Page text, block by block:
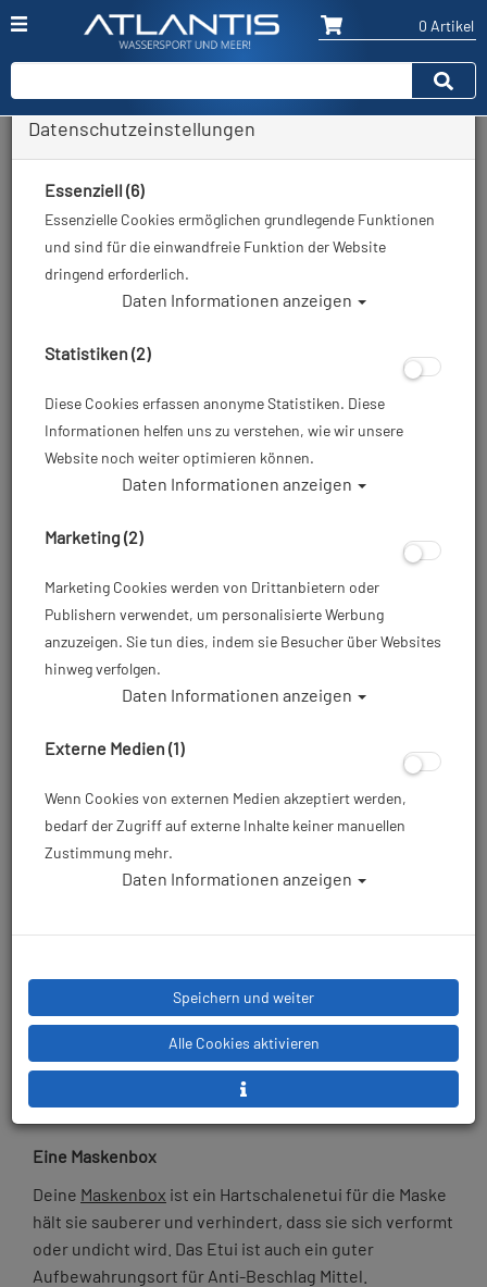
0 Artikel
Maske & Flossen zum Tauchen:
Die besten Tipps
DO
Tausche das Masken-/Flossenband
Wenn sich deine Haare oft im Maskenband verheddern,
Maskenbänder
Das Maskenband hält meist auch länger als das
Standard-Silikonband. Es gibt die Neopren
Maskenbänder entweder als komplettes Maskenband
oder als Überzieher für das Standard-Silikonband
deinerTauchmaske
tauschst, achte darauf, dass es richtig auf die
manchmal besser sind, als die Standard-Bänder.
Strapszum Beispiel sind aus gutem Grund sehr beliebt.
Scubapro Seawing Nova Flossenund andere
neuere Modelle kommen aber oft schon mit ziemlich
Eine Maskenbox
Deine Maskenbox ist ein Hartschalenetui für die Maske
hält sie sauberer und verhindert, dass sie sich verformt
oder undicht wird. Das Etui ist auch ein guter
Aufbewahrungsort für Anti-Beschlag Mittel.
Datenschutzeinstellungen
Essenziell (6)
Essenzielle Cookies ermöglichen grundlegende Funktionen
und sind für die einwandfreie Funktion der Website
dringend erforderlich.
Daten Informationen anzeigen
Statistiken (2)
Diese Cookies erfassen anonyme Statistiken. Diese
Informationen helfen uns zu verstehen, wie wir unsere
Website noch weiter optimieren können.
Daten Informationen anzeigen
Marketing (2)
Marketing Cookies werden von Drittanbietern oder
Publishern verwendet, um personalisierte Werbung
anzuzeigen. Sie tun dies, indem sie Besucher über Websites
hinweg verfolgen.
Daten Informationen anzeigen
Externe Medien (1)
Wenn Cookies von externen Medien akzeptiert werden,
bedarf der Zugriff auf externe Inhalte keiner manuellen
Zustimmung mehr.
Daten Informationen anzeigen
Speichern und weiter
Alle Cookies aktivieren